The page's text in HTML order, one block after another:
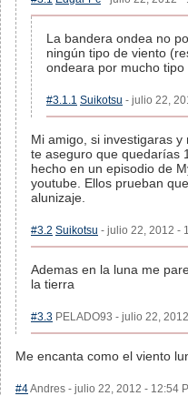
La bandera ondea no
ningún tipo de viento
ondeara por mucho
#3.1.1 Suikotsu - julio 22,
Mi amigo, si investigaras
te aseguro que quedarías
hecho en un episodio de
youtube. Ellos prueban
alunizaje.
#3.2 Suikotsu - julio 22, 2012 -
Ademas en la luna me
la tierra
#3.3 PELADO93 - julio 22,
Me encanta como el viento
#4Andres - julio 22, 2012 - 12:54